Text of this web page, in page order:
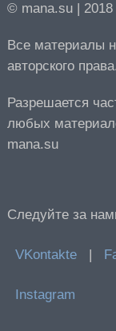
© mana.su |
Все материалы
авторского права.
Разрешается
любых
mana.su
Следуйте за
VKontakte |
Instagram